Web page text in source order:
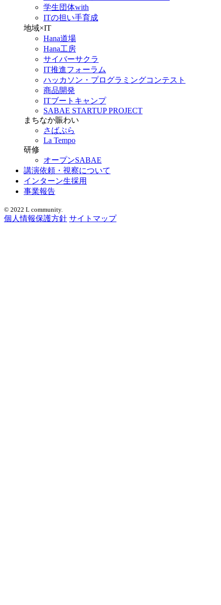
学生団体with
ITの担い手育成
地域×IT
Hana道場
Hana工房
サイバーサクラ
IT推進フォーラム
ハッカソン・プログラミングコンテスト
商品開発
ITブートキャンプ
SABAE STARTUP PROJECT
まちなか賑わい
さばぷら
La Tempo
研修
オープンSABAE
講演依頼・視察について
インターン生採用
事業報告
© 2022 L community.
個人情報保護方針 サイトマップ